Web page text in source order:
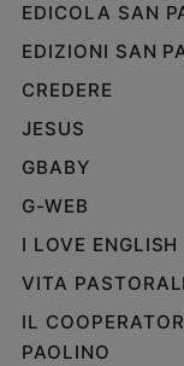
EDICOLA SAN
EDIZIONI SAN
CREDERE
JESUS
GBABY
G-WEB
I LOVE ENGLISH
VITA
IL
PAOLINO